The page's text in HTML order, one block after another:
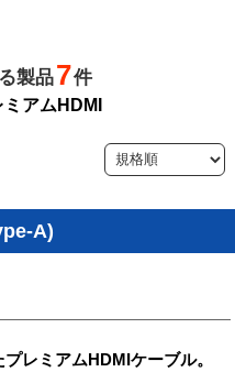
製品7件
ミアムHDMI
A)
レミアムHDMIケーブル。